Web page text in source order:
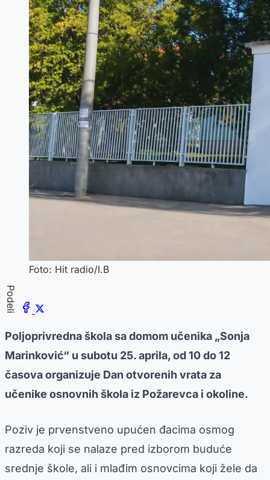
Foto: Hit radio/I.B
Podeli
Poljoprivredna škola sa domom učenika „Sonja
Marinković“ u subotu 25. aprila, od 10 do 12
časova organizuje Dan otvorenih vrata za
učenike osnovnih škola iz Požarevca i okoline.
Poziv je prvenstveno upućen đacima osmog
razreda koji se nalaze pred izborom buduće
srednje škole, ali i mlađim osnovcima koji žele da